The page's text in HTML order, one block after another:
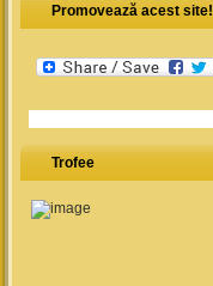
Promovează acest site!
Search form
Trofee